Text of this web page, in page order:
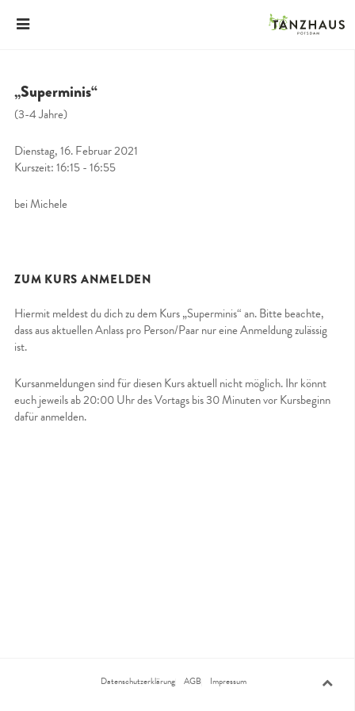
„Superminis“
(3-4 Jahre)
Dienstag, 16. Februar 2021
Kurszeit: 16:15 - 16:55
bei Michele
ZUM KURS ANMELDEN
Hiermit meldest du dich zu dem Kurs „Superminis“ an. Bitte beachte,
dass aus aktuellen Anlass pro Person/Paar nur eine Anmeldung zulässig
ist.
Kursanmeldungen sind für diesen Kurs aktuell nicht möglich. Ihr könnt
euch jeweils ab 20:00 Uhr des Vortags bis 30 Minuten vor Kursbeginn
dafür anmelden.
Datenschutzerklärung AGB Impressum